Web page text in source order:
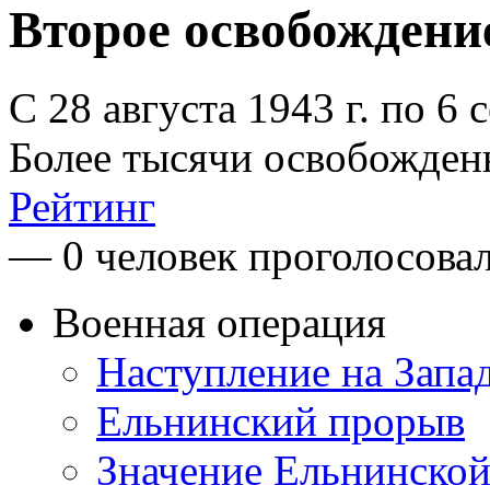
Второе
С 28 августа 1943 г. по 6
Более тысячи
Рейтинг
— 0 человек
Военная операция
Наступление на
Ельнинский прорыв
Значение